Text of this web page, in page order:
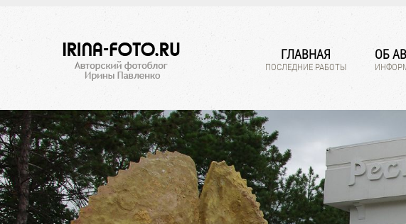
ГЛАВНАЯ
ПОСЛЕДНИЕ РАБОТЫ
ОБ